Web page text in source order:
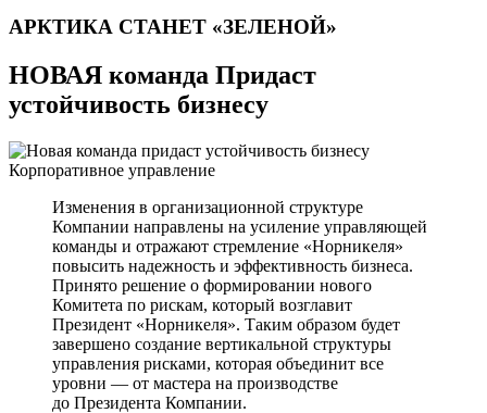
АРКТИКА СТАНЕТ «ЗЕЛЕНОЙ»
НОВАЯ команда Придаст
устойчивость бизнесу
Корпоративное управление
Изменения в организационной структуре
Компании направлены на усиление управляющей
команды и отражают стремление «Норникеля»
повысить надежность и эффективность бизнеса.
Принято решение о формировании нового
Комитета по рискам, который возглавит
Президент «Норникеля». Таким образом будет
завершено создание вертикальной структуры
управления рисками, которая объединит все
уровни — от мастера на производстве
до Президента Компании.